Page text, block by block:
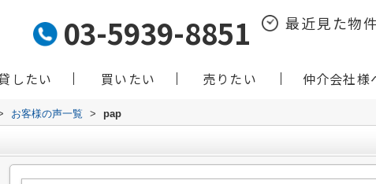
03-5939-8851 最近見た物件
したい 買いたい 売りたい 仲介会社様
お客様の声一覧 > pap